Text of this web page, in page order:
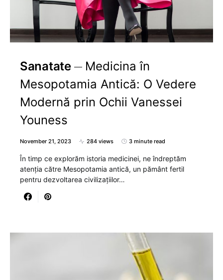
Sanatate
Medicina în
Mesopotamia Antică: O Vedere
Modernă prin Ochii Vanessei
Youness
November 21, 2023 284 views 3 minute read
În timp ce explorăm istoria medicinei, ne îndreptăm
atenția către Mesopotamia antică, un pământ fertil
pentru dezvoltarea civilizațiilor…